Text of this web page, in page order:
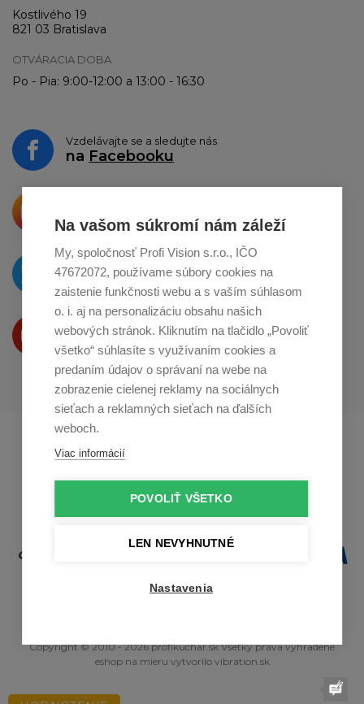
Na vašom súkromí nám záleží
My, spoločnosť Profi Vision s.r.o., IČO
47672072, používame súbory cookies na
zaistenie funkčnosti webu a s vaším súhlasom
o. i. aj na personalizáciu obsahu našich
webových stránok. Kliknutím na tlačidlo „Povoliť
všetko“ súhlasíte s využívaním cookies a
predaním údajov o správaní na webe na
zobrazenie cielenej reklamy na sociálnych
sieťach a reklamných sieťach na ďalších
weboch.
Viac informácií
POVOLIŤ VŠETKO
LEN NEVYHNUTNÉ
Nastavenia
Kostlivého 19
821 03 Bratislava
OTVÁRACIA DOBA
Po - Pia: 9:00-12:00 a 13:00 - 16:30
Vzdelávajte se a sledujte nás
na Facebooku
o zdieľanie naInstagrame
O novinkách píšeme
naTwitteri
Produkty Vám predstavujeme
na Youtube
Profikuchař.cz
Copyright © 2010 - 2026 profikuchar.sk Všetky práva vyhradené
eshop na mieru vytvorilo vibration.sk